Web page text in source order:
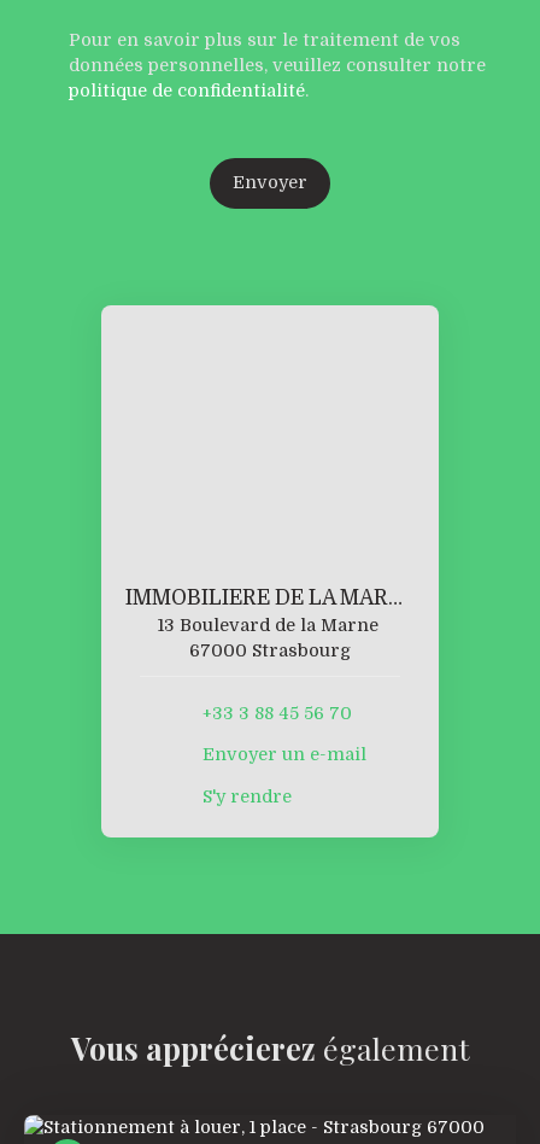
Pour en savoir plus sur le traitement de vos
données personnelles, veuillez consulter notre
politique de confidentialité.
Envoyer
IMMOBILIERE DE LA MARNE
13 Boulevard de la Marne
67000 Strasbourg
+33 3 88 45 56 70
Envoyer un e-mail
S'y rendre
Vous apprécierez également